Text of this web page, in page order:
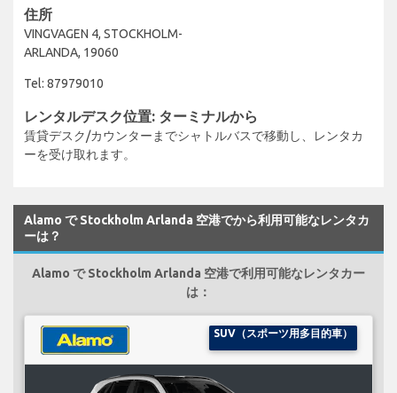
住所
VINGVAGEN 4, STOCKHOLM-
ARLANDA, 19060
Tel: 87979010
レンタルデスク位置: ターミナルから
賃貸デスク/カウンターまでシャトルバスで移動し、レンタカ
ーを受け取れます。
Alamo で Stockholm Arlanda 空港でから利用可能なレンタカ
ーは？
Alamo で Stockholm Arlanda 空港で利用可能なレンタカー
は：
SUV（スポーツ用多目的車）